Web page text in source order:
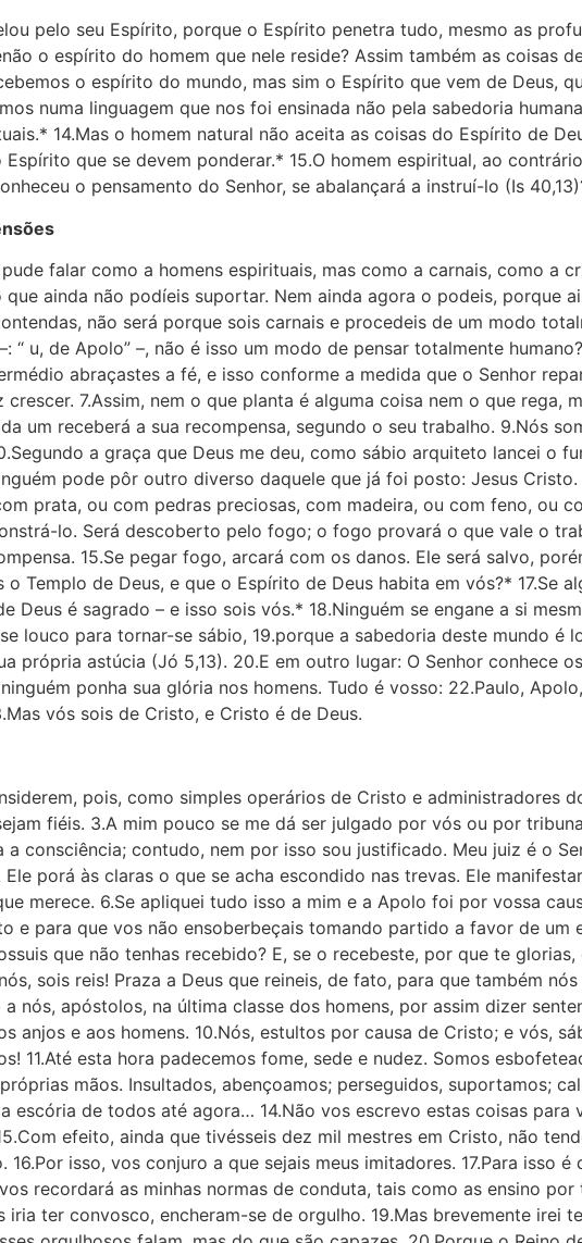
pelo seu Espírito, porque o Espírito penetra tudo, mesmo as
o espírito do homem que nele reside? Assim também as coisas
o espírito do mundo, mas sim o Espírito que vem de Deus,
numa linguagem que nos foi ensinada não pela sabedoria
14.Mas o homem natural não aceita as coisas do Espírito de
que se devem ponderar.* 15.O homem espiritual, ao
o pensamento do Senhor, se abalançará a instruí-lo (Is
falar como a homens espirituais, mas como a carnais, como a
ainda não podíeis suportar. Nem ainda agora o podeis, porque
não será porque sois carnais e procedeis de um modo
“ u, de Apolo” –, não é isso um modo de pensar totalmente
abraçastes a fé, e isso conforme a medida que o Senhor
crescer. 7.Assim, nem o que planta é alguma coisa nem o que rega,
um receberá a sua recompensa, segundo o seu trabalho. 9.Nós
a graça que Deus me deu, como sábio arquiteto lancei o
pode pôr outro diverso daquele que já foi posto: Jesus
prata, ou com pedras preciosas, com madeira, ou com feno, ou
lo. Será descoberto pelo fogo; o fogo provará o que vale o
15.Se pegar fogo, arcará com os danos. Ele será salvo,
o Templo de Deus, e que o Espírito de Deus habita em vós?* 17.Se
Deus é sagrado – e isso sois vós.* 18.Ninguém se engane a si
louco para tornar-se sábio, 19.porque a sabedoria deste mundo é
própria astúcia (Jó 5,13). 20.E em outro lugar: O Senhor conhece
ponha sua glória nos homens. Tudo é vosso: 22.Paulo,
vós sois de Cristo, e Cristo é de Deus.
pois, como simples ope­rários de Cristo e administradores
fiéis. 3.A mim pouco se me dá ser julgado por vós ou por
a consciência; contudo, nem por isso sou justificado. Meu juiz é o
Ele porá às claras o que se acha escondido nas trevas. Ele
merece. 6.Se apliquei tudo isso a mim e a Apolo foi por vossa
e para que vos não ensoberbeçais tomando partido a favor de um
que não tenhas recebido? E, se o recebeste, por que te
sois reis! Praza a Deus que reineis, de fato, para que também
nós, apóstolos, na última classe dos homens, por assim dizer
anjos e aos homens. 10.Nós, estultos por causa de Cristo; e vós,
11.Até esta hora padecemos fome, sede e nudez. Somos
mãos. Insultados, abençoamos; perseguidos, suportamos;
escória de todos até agora… 14.Não vos escrevo estas coisas para
efeito, ain­da que tivésseis dez mil mestres em Cristo, não
16.Por isso, vos conjuro a que sejais meus imitadores. 17.Para isso
recordará as minhas normas de conduta, tais como as ensino
iria ter convosco, encheram-se de orgulho. 19.Mas brevemente irei